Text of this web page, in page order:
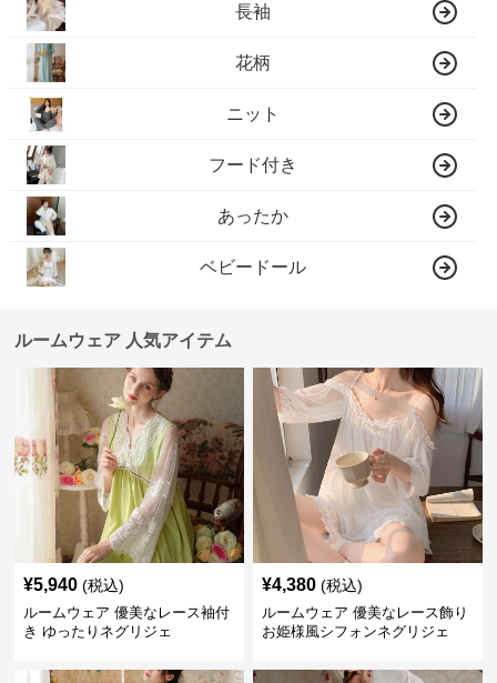
長袖
花柄
ニット
フード付き
あったか
ベビードール
ルームウェア 人気アイテム
¥5,940 (税込)
ルームウェア 優美なレース袖付
き ゆったりネグリジェ
¥4,380 (税込)
ルームウェア 優美なレース飾り
お姫様風シフォンネグリジェ